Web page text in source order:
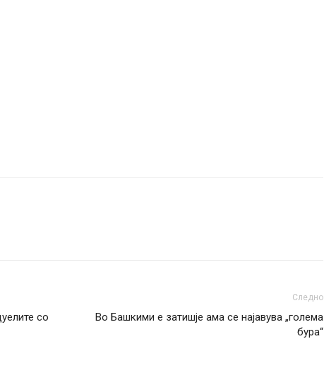
со
Следно
Во Башкими е затишје ама се најавува „голема
бура“